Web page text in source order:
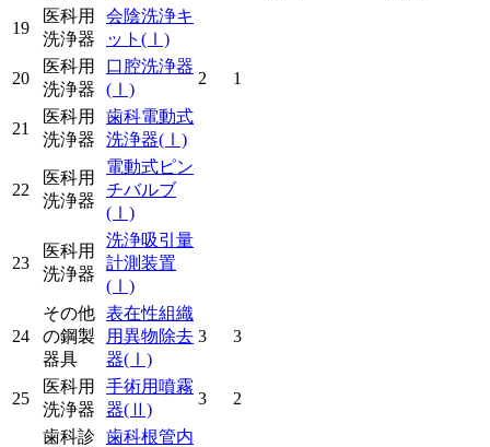
19
医科用
洗浄器
会陰洗浄キ
ット (Ⅰ)
20
医科用
洗浄器
口腔洗浄器
(Ⅰ)
2 1
21
医科用
洗浄器
歯科電動式
洗浄器(Ⅰ)
22
医科用
洗浄器
電動式ピン
チバルブ
(Ⅰ)
23
医科用
洗浄器
洗浄吸引量
計測装置
(Ⅰ)
24
その他
の鋼製
器具
表在性組織
用異物除去
器(Ⅰ)
3 3
25
医科用
洗浄器
手術用噴霧
器(Ⅱ)
3 2
歯科診 歯科根管内